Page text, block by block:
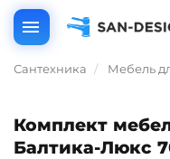
Сантехника Мебель
Комплект
Балтика-Люкс